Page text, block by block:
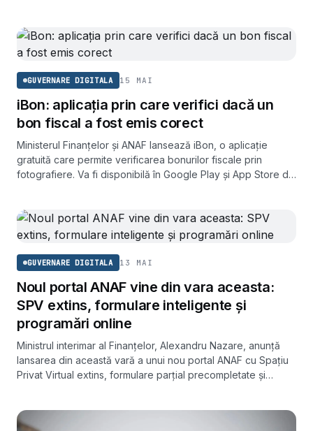
GUVERNARE DIGITALA 15 MAI
iBon: aplicația prin care verifici dacă un
bon fiscal a fost emis corect
Ministerul Finanțelor și ANAF lansează iBon, o aplicație
gratuită care permite verificarea bonurilor fiscale prin
fotografiere. Va fi disponibilă în Google Play și App Store din
GUVERNARE DIGITALA 13 MAI
Noul portal ANAF vine din vara aceasta:
SPV extins, formulare inteligente și
programări online
Ministrul interimar al Finanțelor, Alexandru Nazare, anunță
lansarea din această vară a unui nou portal ANAF cu Spațiu
Privat Virtual extins, formulare parțial precompletate și